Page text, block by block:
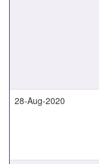
28-Aug-2020